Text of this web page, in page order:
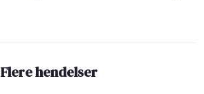
Flere hendelser